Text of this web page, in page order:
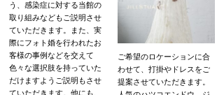
う、感染症に対する当館の
取り組みなどもご説明させ
ていただきます。また、実
際にフォト婚を行われたお
客様の事例などを交えて
色々な選択肢を持っていた
だけますようご説明もさせ
ていただきます。他にも、
ご希望のロケーションに合
わせて、打掛やドレスをご
提案させていただきます。